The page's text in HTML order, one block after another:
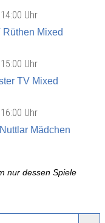
14:00 Uhr
Rüthen Mixed
15:00 Uhr
TV Mixed
16:00 Uhr
Mädchen
nur dessen Spiele